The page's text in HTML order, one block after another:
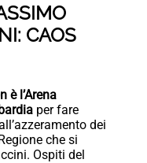
CAOS
è l’Arena
per fare
dei
che si
Ospiti del